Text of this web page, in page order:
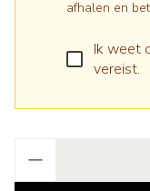
afhalen en
Ik weet
vereist.